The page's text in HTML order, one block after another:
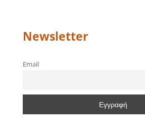
Newsletter
Email